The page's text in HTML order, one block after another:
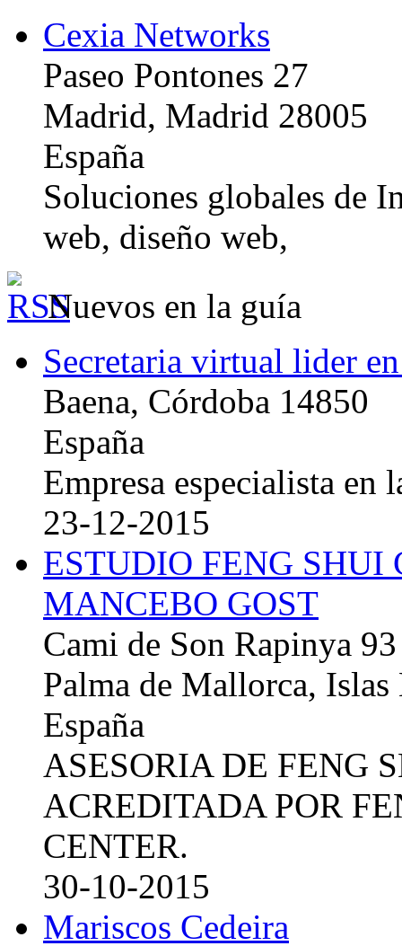
Cexia Networks
Paseo Pontones 27
Madrid, Madrid 28005
España
Soluciones globales de
web, diseño web,
Nuevos en la guía
Secretaria virtual lider
Baena, Córdoba 14850
España
Empresa especialista en
23-12-2015
ESTUDIO FENG
MANCEBO GOST
Cami de Son Rapinya 93
Palma de Mallorca, Islas
España
ASESORIA DE FENG
ACREDITADA POR
CENTER.
30-10-2015
Mariscos Cedeira